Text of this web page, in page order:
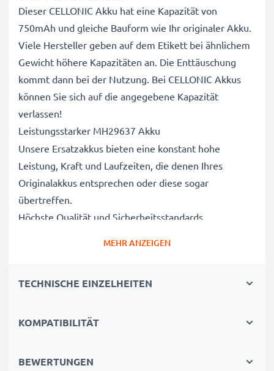
Dieser CELLONIC Akku hat eine Kapazität von
750mAh und gleiche Bauform wie Ihr originaler Akku.
Viele Hersteller geben auf dem Etikett bei ähnlichem
Gewicht höhere Kapazitäten an. Die Enttäuschung
kommt dann bei der Nutzung. Bei CELLONIC Akkus
können Sie sich auf die angegebene Kapazität
verlassen!
Leistungsstarker MH29637 Akku
Unsere Ersatzakkus bieten eine konstant hohe
Leistung, Kraft und Laufzeiten, die denen Ihres
Originalakkus entsprechen oder diese sogar
übertreffen.
Höchste Qualität und Sicherheitsstandards
unterzogen und entsprechen den höchsten EU-
Die umweltfreundliche Alternative
MEHR ANZEIGEN
TECHNISCHE EINZELHEITEN
KOMPATIBILITÄT
BEWERTUNGEN